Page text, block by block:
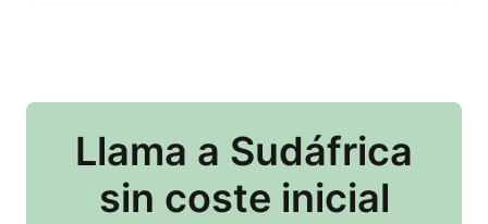
Llama a Sudáfrica
sin coste inicial